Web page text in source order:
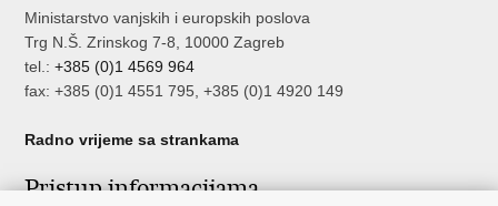
Ministarstvo vanjskih i europskih poslova
Trg N.Š. Zrinskog 7-8, 10000 Zagreb
tel.:+385 (0)1 4569 964
fax: +385 (0)1 4551 795, +385 (0)1 4920 149
Radno vrijeme sa strankama
Pristup informacijama